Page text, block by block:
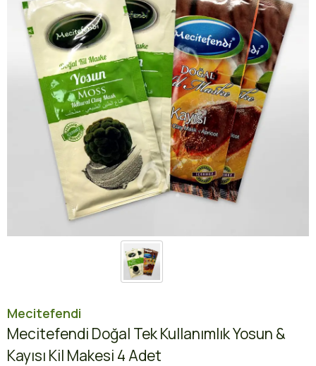
Mecitefendi
Mecitefendi Doğal Tek Kullanımlık Yosun &
Kayısı Kil Makesi 4 Adet